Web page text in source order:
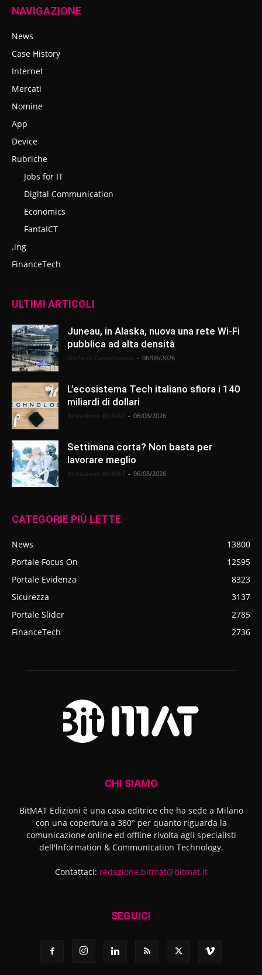
NAVIGAZIONE
News
Case History
Internet
Mercati
Nomine
App
Device
Rubriche
Jobs for IT
Digital Communication
Economics
FantaICT
.ing
FinanceTech
ULTIMI ARTICOLI
Juneau, in Alaska, nuova una rete Wi-Fi
pubblica ad alta densità
- 06/08/2026
L’ecosistema Tech italiano sfiora i 140
miliardi di dollari
- 06/08/2026
Settimana corta? Non basta per
lavorare meglio
- 06/08/2026
CATEGORIE PIÙ LETTE
News
13800
Portale Focus On
12595
Portale Evidenza
8323
Sicurezza
3137
Portale Slider
2785
FinanceTech
2736
CHI SIAMO
BitMAT Edizioni è una casa editrice che ha sede a Milano
con una copertura a 360° per quanto riguarda la
comunicazione online ed offline rivolta agli specialisti
dell'lnformation & Communication Technology.
Contattaci: redazione.bitmat@bitmat.it
SEGUICI